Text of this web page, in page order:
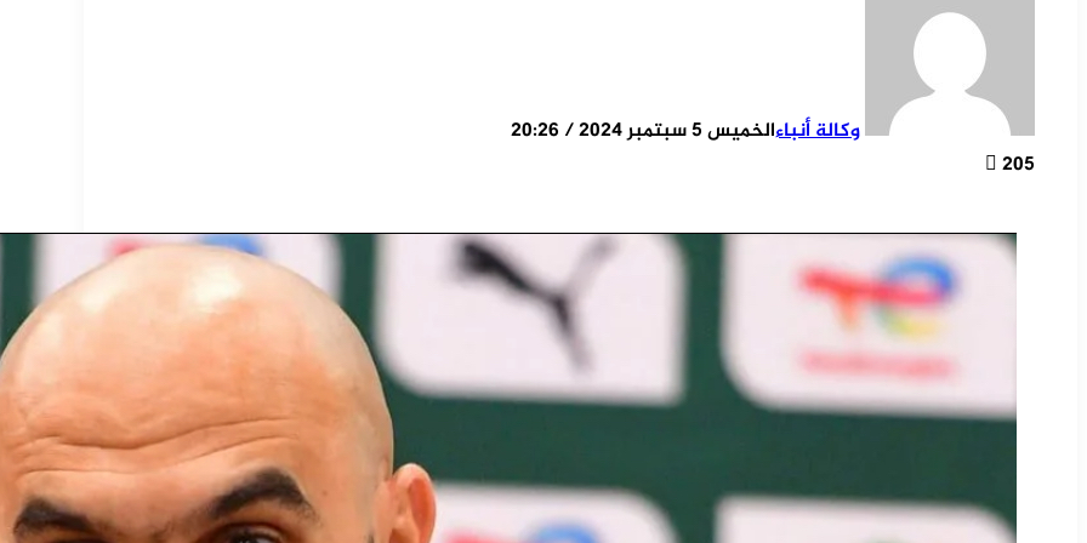
وكالة أنباءالخميس 5 سبتمبر 2024 / 20:26
205